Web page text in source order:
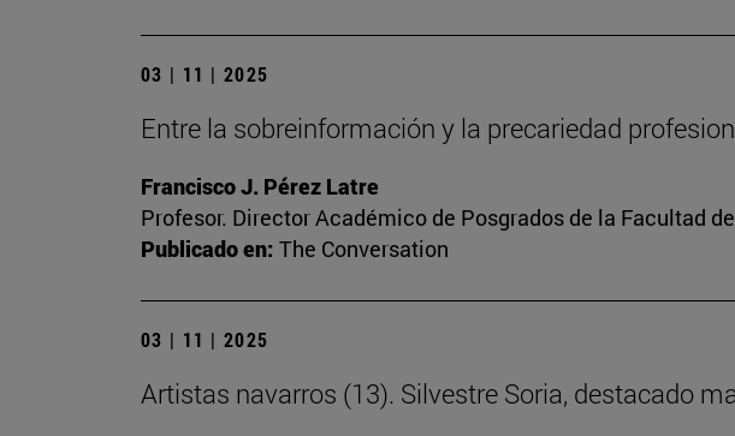
03 | 11 | 2025
Entre la sobreinformación y la precariedad
Francisco J. Pérez Latre
Profesor. Director Académico de Posgrados de la Facultad
Publicado en: The Conversation
03 | 11 | 2025
Artistas navarros (13). Silvestre Soria, destacado